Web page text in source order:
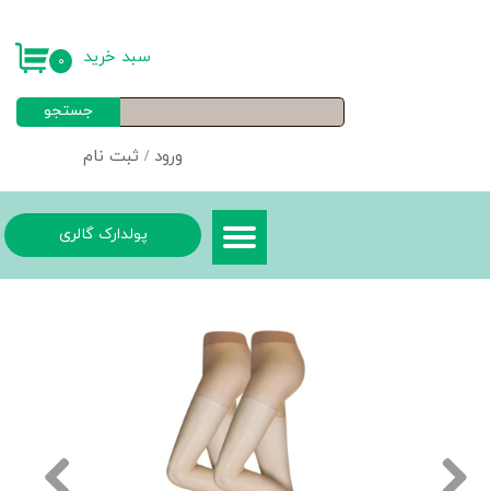
ورود / ثبت نام
خروج از حساب کاربری
جستجو
۰ سبد خرید
پولدارک گالری